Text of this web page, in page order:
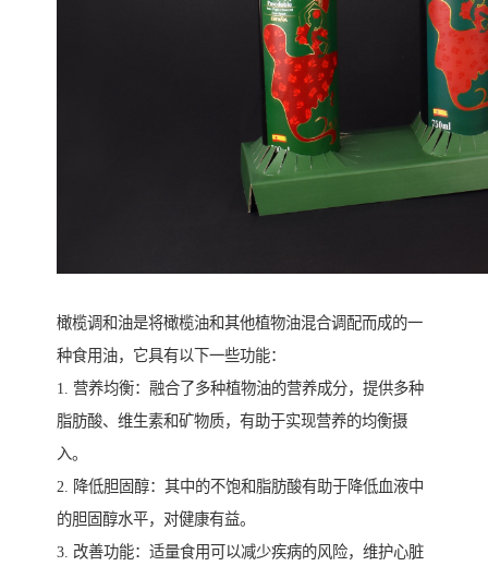
橄榄调和油是将橄榄油和其他植物油混合调配而成的一
种食用油，它具有以下一些功能：
1. 营养均衡：融合了多种植物油的营养成分，提供多种
脂肪酸、维生素和矿物质，有助于实现营养的均衡摄
入。
2. 降低胆固醇：其中的不饱和脂肪酸有助于降低血液中
的胆固醇水平，对健康有益。
3. 改善功能：适量食用可以减少疾病的风险，维护心脏